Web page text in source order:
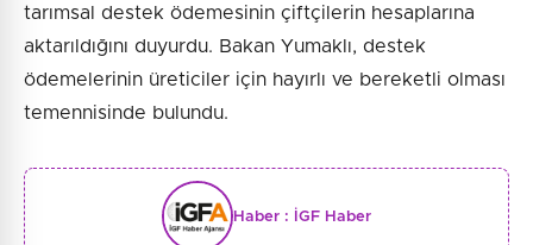
tarımsal destek ödemesinin çiftçilerin hesaplarına
aktarıldığını duyurdu. Bakan Yumaklı, destek
ödemelerinin üreticiler için hayırlı ve bereketli olması
temennisinde bulundu.
Haber : İGF Haber